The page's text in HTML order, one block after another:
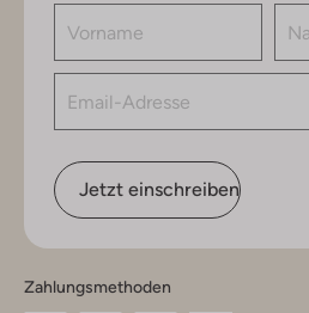
Jetzt einschreiben
Zahlungsmethoden